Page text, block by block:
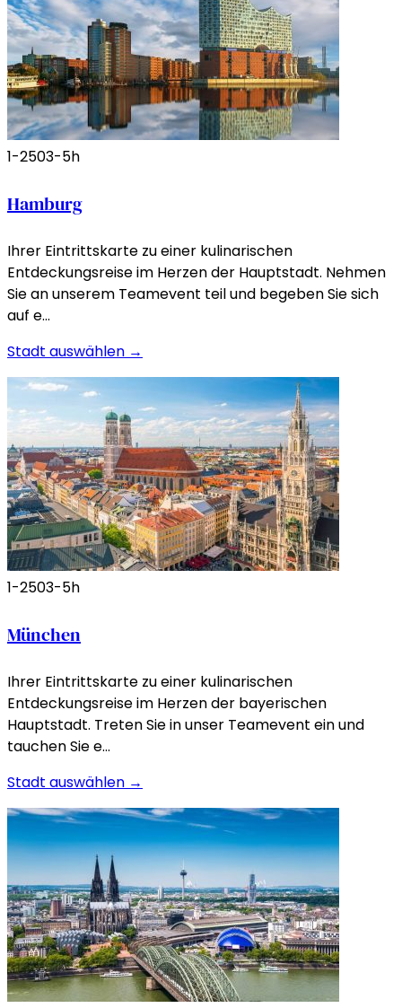
1-2503-5h
Hamburg
Ihrer Eintrittskarte zu einer kulinarischen
Entdeckungsreise im Herzen der Hauptstadt. Nehmen
Sie an unserem Teamevent teil und begeben Sie sich
auf e…
Stadt auswählen →
1-2503-5h
München
Ihrer Eintrittskarte zu einer kulinarischen
Entdeckungsreise im Herzen der bayerischen
Hauptstadt. Treten Sie in unser Teamevent ein und
tauchen Sie e…
Stadt auswählen →